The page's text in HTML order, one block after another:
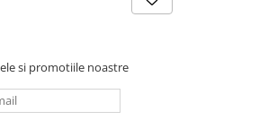
si promotiile noastre